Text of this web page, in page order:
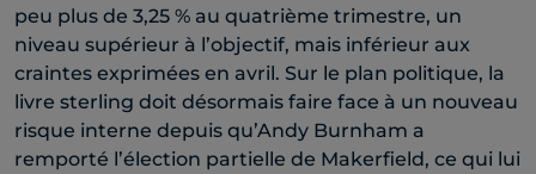
peu plus de 3,25 % au quatrième trimestre, un
niveau supérieur à l’objectif, mais inférieur aux
craintes exprimées en avril. Sur le plan politique, la
livre sterling doit désormais faire face à un nouveau
risque interne depuis qu’Andy Burnham a
remporté l’élection partielle de Makerfield, ce qui lui